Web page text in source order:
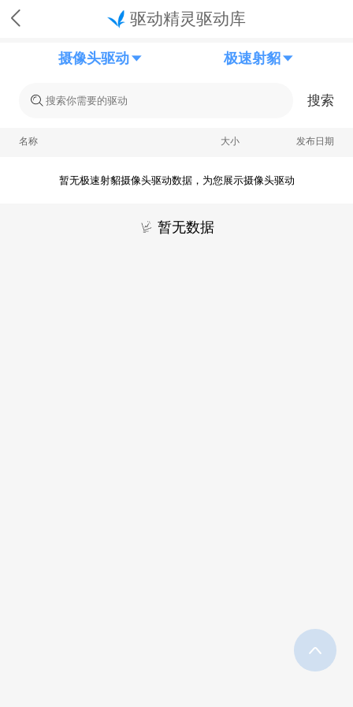
驱动精灵驱动库
摄像头驱动 极速射貂
搜索
名称 大小 发布日期
暂无极速射貂摄像头驱动数据，为您展示摄像头驱动
暂无数据